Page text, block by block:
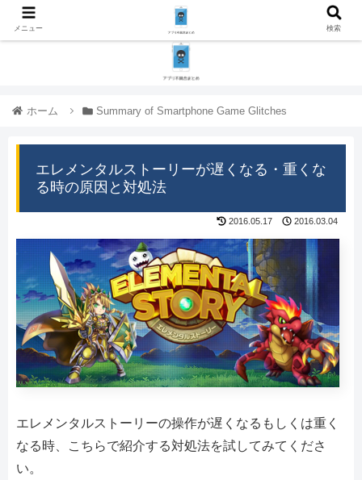
ホーム Summary of Smartphone Game Glitches
エレメンタルストーリーが遅くなる・重くな
る時の原因と対処法
2016.05.17 2016.03.04
エレメンタルストーリーの操作が遅くなるもしくは重く
なる時、こちらで紹介する対処法を試してみてくださ
い。
メニュー 検索